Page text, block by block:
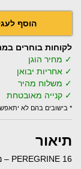
לקוחות בוחרים
✓ מחיר הוגן
✓ אחריות יבואן
✓ משלוח מהיר
✓ קנייה מאובטחת
* בישובים בהם לא
תיאור
PEREGRINE 16 – נעלי שטח